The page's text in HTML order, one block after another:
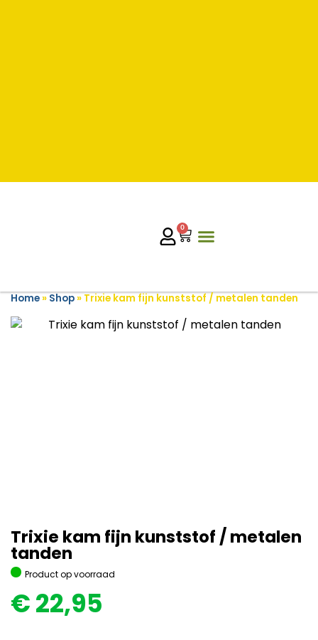
0
Home» Shop» Trixie kam fijn kunststof / metalen tanden
Trixie kam fijn kunststof / metalen
tanden
Product op voorraad
€22,95